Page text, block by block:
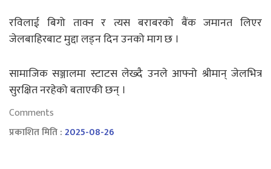
रविलाई बिगो ताक्न र त्यस बराबरको बैंक जमानत लिएर
जेलबाहिरबाट मुद्दा लड्न दिन उनको माग छ ।
सामाजिक सञ्जालमा स्टाटस लेख्दै उनले आफ्नो श्रीमान् जेलभित्र
सुरक्षित नरहेको बताएकी छन् ।
Comments
प्रकाशित मिति :2025-08-26